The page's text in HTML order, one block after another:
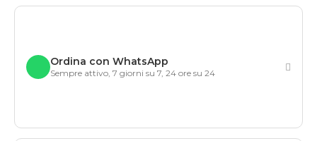
Ordina con WhatsApp
Sempre attivo, 7 giorni su 7, 24 ore su 24